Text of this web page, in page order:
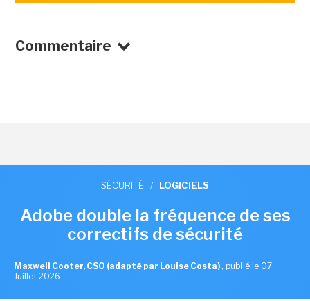
Commentaire
SÉCURITÉ / LOGICIELS
Adobe double la fréquence de ses
correctifs de sécurité
Maxwell Cooter, CSO (adapté par Louise Costa) , publié le 07
Juillet 2026